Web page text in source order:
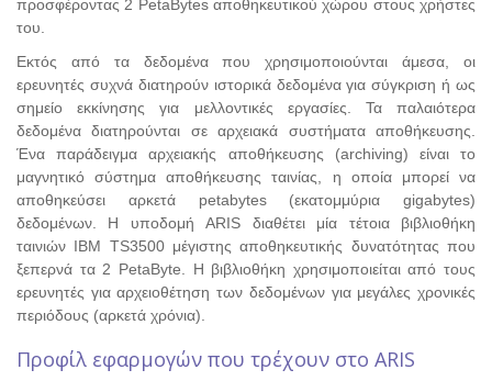
προσφέροντας 2 PetaBytes αποθηκευτικού χώρου στους χρήστες
του.
Εκτός από τα δεδομένα που χρησιμοποιούνται άμεσα, οι
ερευνητές συχνά διατηρούν ιστορικά δεδομένα για σύγκριση ή ως
σημείο εκκίνησης για μελλοντικές εργασίες. Τα παλαιότερα
δεδομένα διατηρούνται σε αρχειακά συστήματα αποθήκευσης.
Ένα παράδειγμα αρχειακής αποθήκευσης (archiving) είναι το
μαγνητικό σύστημα αποθήκευσης ταινίας, η οποία μπορεί να
αποθηκεύσει αρκετά petabytes (εκατομμύρια gigabytes)
δεδομένων. Η υποδομή ARIS διαθέτει μία τέτοια βιβλιοθήκη
ταινιών ΙΒΜ TS3500 μέγιστης αποθηκευτικής δυνατότητας που
ξεπερνά τα 2 PetaByte. Η βιβλιοθήκη χρησιμοποιείται από τους
ερευνητές για αρχειοθέτηση των δεδομένων για μεγάλες χρονικές
περιόδους (αρκετά χρόνια).
Προφίλ εφαρμογών που τρέχουν στο ARIS